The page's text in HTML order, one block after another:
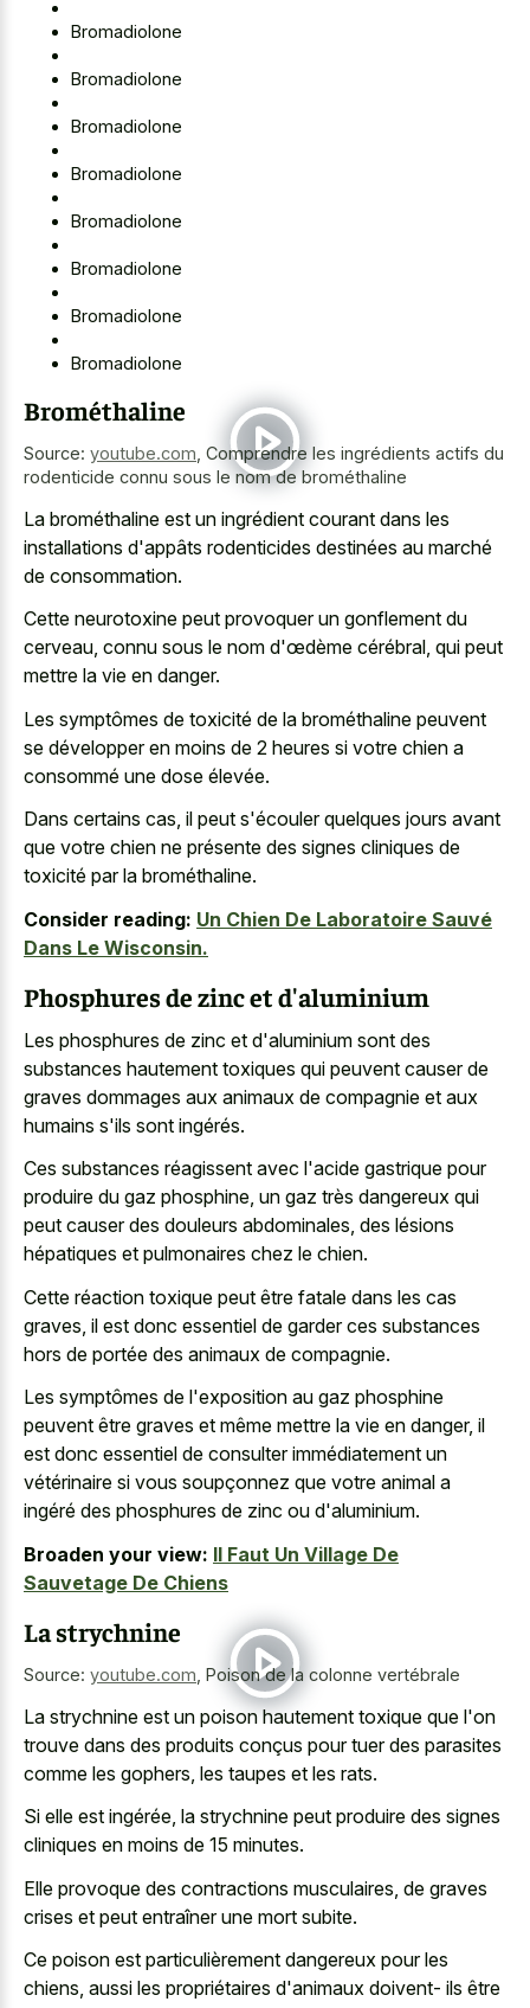
Bromadiolone
Bromadiolone
Bromadiolone
Bromadiolone
Bromadiolone
Bromadiolone
Bromadiolone
Bromadiolone
Brométhaline
Source: youtube.com, Comprendre les ingrédients actifs du
rodenticide connu sous le nom de brométhaline
La brométhaline est un ingrédient courant dans les
installations d'appâts rodenticides destinées au marché
de consommation.
Cette neurotoxine peut provoquer un gonflement du
cerveau, connu sous le nom d'œdème cérébral, qui peut
mettre la vie en danger.
Les symptômes de toxicité de la brométhaline peuvent
se développer en moins de 2 heures si votre chien a
consommé une dose élevée.
Dans certains cas, il peut s'écouler quelques jours avant
que votre chien ne présente des signes cliniques de
toxicité par la brométhaline.
Consider reading: Un Chien De Laboratoire Sauvé
Dans Le Wisconsin.
Phosphures de zinc et d'aluminium
Les phosphures de zinc et d'aluminium sont des
substances hautement toxiques qui peuvent causer de
graves dommages aux animaux de compagnie et aux
humains s'ils sont ingérés.
Ces substances réagissent avec l'acide gastrique pour
produire du gaz phosphine, un gaz très dangereux qui
peut causer des douleurs abdominales, des lésions
hépatiques et pulmonaires chez le chien.
Cette réaction toxique peut être fatale dans les cas
graves, il est donc essentiel de garder ces substances
hors de portée des animaux de compagnie.
Les symptômes de l'exposition au gaz phosphine
peuvent être graves et même mettre la vie en danger, il
est donc essentiel de consulter immédiatement un
vétérinaire si vous soupçonnez que votre animal a
ingéré des phosphures de zinc ou d'aluminium.
Broaden your view: Il Faut Un Village De
Sauvetage De Chiens
La strychnine
Source: youtube.com, Poison de la colonne vertébrale
La strychnine est un poison hautement toxique que l'on
trouve dans des produits conçus pour tuer des parasites
comme les gophers, les taupes et les rats.
Si elle est ingérée, la strychnine peut produire des signes
cliniques en moins de 15 minutes.
Elle provoque des contractions musculaires, de graves
crises et peut entraîner une mort subite.
Ce poison est particulièrement dangereux pour les
chiens, aussi les propriétaires d'animaux doivent- ils être